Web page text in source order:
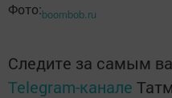
Фото:boombob.ru
Следите за самым
Telegram-канале